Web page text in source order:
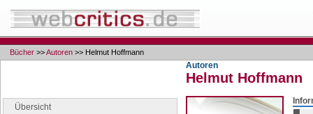
Bücher >>Autoren >> Helmut Hoffmann
Übersicht
Autoren
Helmut Hoffmann